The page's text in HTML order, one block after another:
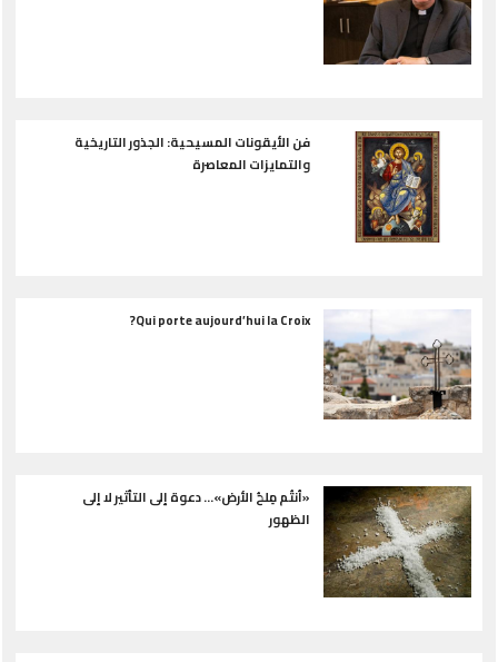
فن الأيقونات المسيحية: الجذور التاريخية
والتمايزات المعاصرة
Qui porte aujourd’hui la Croix?
«أنتُم مِلحُ الأرض»… دعوة إلى التأثير لا إلى
الظهور